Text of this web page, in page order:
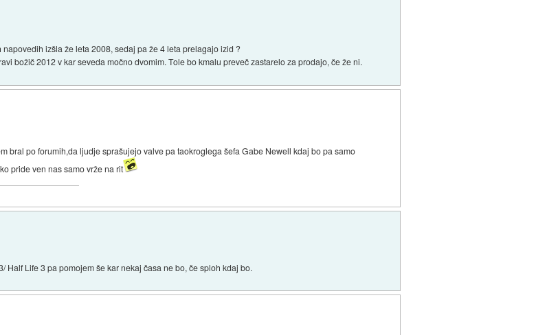
izšla že leta 2008, sedaj pa že 4 leta prelagajo izid ?
božič 2012 v kar seveda močno dvomim. Tole bo kmalu preveč zastarelo za prodajo, če že ni.
bral po forumih,da ljudje sprašujejo valve pa taokroglega šefa Gabe Newell kdaj bo pa samo
pride ven nas samo vrže na rit
Life 3 pa pomojem še kar nekaj časa ne bo, če sploh kdaj bo.